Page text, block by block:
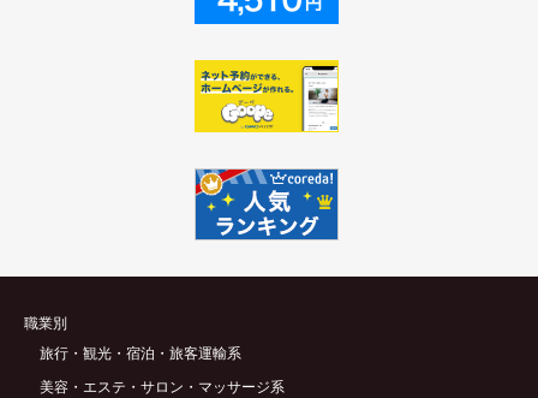
職業別
旅行・観光・宿泊・旅客運輸系
美容・エステ・サロン・マッサージ系